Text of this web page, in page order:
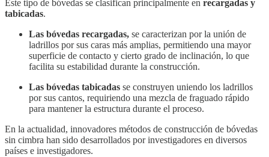
Este tipo de bóvedas se clasifican principalmente en recargadas y
tabicadas.
Las bóvedas recargadas, se caracterizan por la unión de
ladrillos por sus caras más amplias, permitiendo una mayor
superficie de contacto y cierto grado de inclinación, lo que
facilita su estabilidad durante la construcción.
Las bóvedas tabicadas se construyen uniendo los ladrillos
por sus cantos, requiriendo una mezcla de fraguado rápido
para mantener la estructura durante el proceso.
En la actualidad, innovadores métodos de construcción de bóvedas
sin cimbra han sido desarrollados por investigadores en diversos
países e investigadores.